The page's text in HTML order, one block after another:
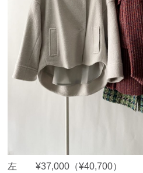
左 ¥37,000（¥40,700）